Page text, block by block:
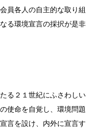
員各人の自主的な取り組
る環境宣言の採択が是非
る２１世紀にふさわしい
使命を自覚し、環境問題
言を設け、内外に宣言す